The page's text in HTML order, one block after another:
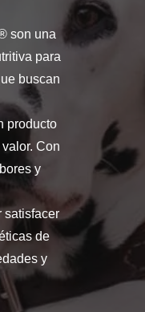
son una
para
buscan
producto
Con
y
satisfacer
de
y